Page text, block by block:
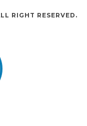
RIGHT RESERVED.